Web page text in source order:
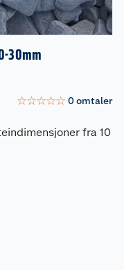
30mm
☆☆☆☆☆ 0omtaler
fra 10